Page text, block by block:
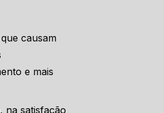
causam
e mais
na satisfação